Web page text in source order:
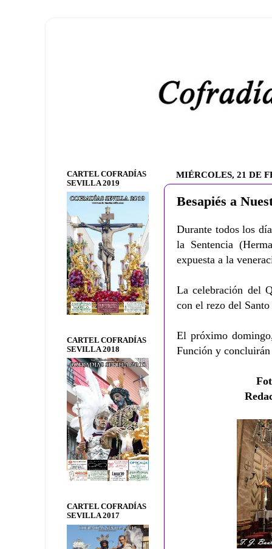
MIÉRCOLES, 21 DE
Besapiés a
Durante todos los
la Sentencia
expuesta a la
La celebración del
con el rezo del
El próximo
Función y
CARTEL COFRADÍAS
SEVILLA 2019
CARTEL COFRADÍAS
SEVILLA 2018
CARTEL COFRADÍAS
SEVILLA 2017